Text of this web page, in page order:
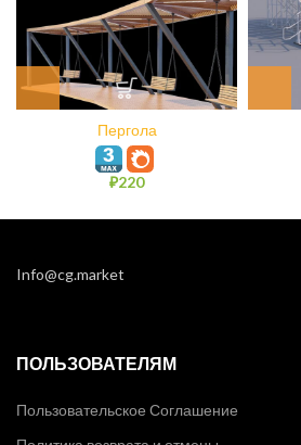
Пергола
₽220
Info@cg.market
ПОЛЬЗОВАТЕЛЯМ
Пользовательское Соглашение